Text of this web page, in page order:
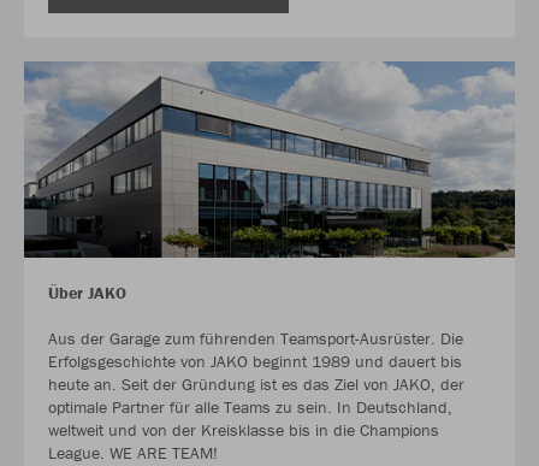
Über JAKO
Aus der Garage zum führenden Teamsport-Ausrüster. Die
Erfolgsgeschichte von JAKO beginnt 1989 und dauert bis
heute an. Seit der Gründung ist es das Ziel von JAKO, der
optimale Partner für alle Teams zu sein. In Deutschland,
weltweit und von der Kreisklasse bis in die Champions
League. WE ARE TEAM!